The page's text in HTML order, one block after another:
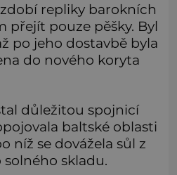
repliky barokních
přejít pouze pěšky. Byl
po jeho dostavbě byla
do nového koryta
důležitou spojnicí
baltské oblasti
níž se dovážela sůl z
skladu.